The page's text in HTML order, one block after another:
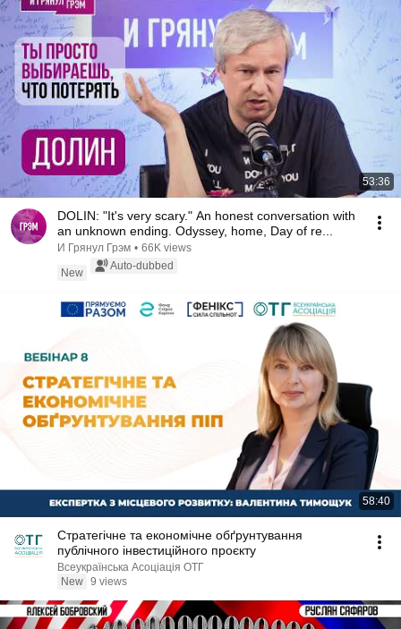
53:36
DOLIN: "It's very scary." An honest conversation with
an unknown ending. Odyssey, home, Day of re...
И Грянул Грэм • 66K views
New
Auto-dubbed
58:40
Стратегічне та економічне обґрунтування
публічного інвестиційного проєкту
Всеукраїнська Асоціація ОТГ
New 9 views